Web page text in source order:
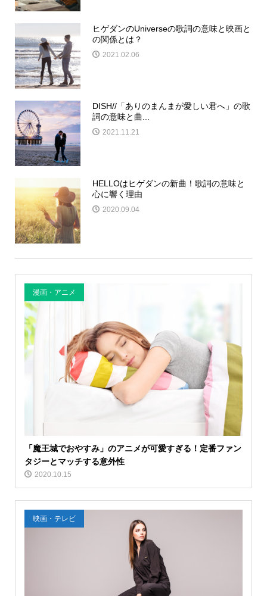
ヒゲダンのUniverseの歌詞の意味と映画と
の関係とは？
2021.02.06
DISH//「ありのまんまが愛しい君へ」の歌
詞の意味と曲...
2021.11.21
HELLOはヒゲダンの新曲！歌詞の意味と
心に響く理由
2020.09.04
漫画・アニメ
「魔王城でおやすみ」のアニメが可愛すぎる！定番ファン
タジーとマッチする意外性
2020.10.15
映画・テレビ